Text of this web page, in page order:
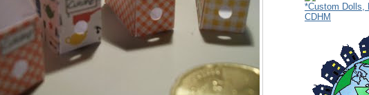
*Custom Dolls,
CDHM